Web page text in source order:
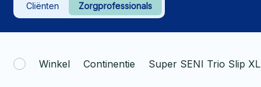
Cliënten Zorgprofessionals
Winkel Continentie Super SENI Trio Slip XL